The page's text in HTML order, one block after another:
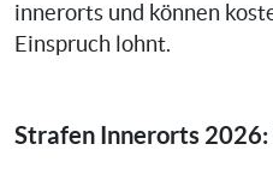
innerorts und können
Einspruch lohnt.
Strafen Innerorts